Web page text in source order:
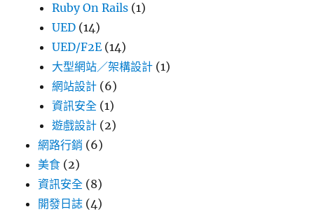
Ruby On Rails (1)
UED (14)
UED/F2E (14)
大型網站／架構設計 (1)
網站設計 (6)
資訊安全 (1)
遊戲設計 (2)
網路行銷 (6)
美食 (2)
資訊安全 (8)
開發日誌 (4)